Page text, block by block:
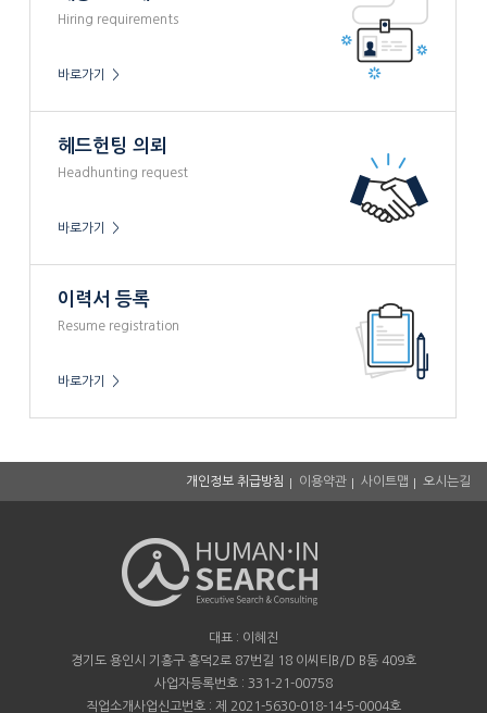
Hiring requirements
바로가기 >
헤드헌팅 의뢰
Headhunting request
바로가기 >
이력서 등록
Resume registration
바로가기 >
개인정보 취급방침 이용약관 사이트맵 오시는길
대표 : 이혜진
경기도 용인시 기흥구 흥덕2로 87번길 18 이씨티B/D B동 409호
사업자등록번호 : 331-21-00758
직업소개사업신고번호 : 제 2021-5630-018-14-5-0004호